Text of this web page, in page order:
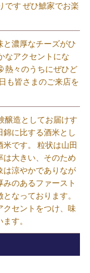
です ぜひ鯱家でお楽
と濃厚なチーズがひ
なアクセントにな
熱々のうちにぜひど
も皆さまのご来店を
醸造としてお届けす
錦に比する酒米とし
です。 粒状は山田
大きい、そのため
は涼やかでありなが
のあるファースト
なっております。
クセントをつけ、味
す。⁡